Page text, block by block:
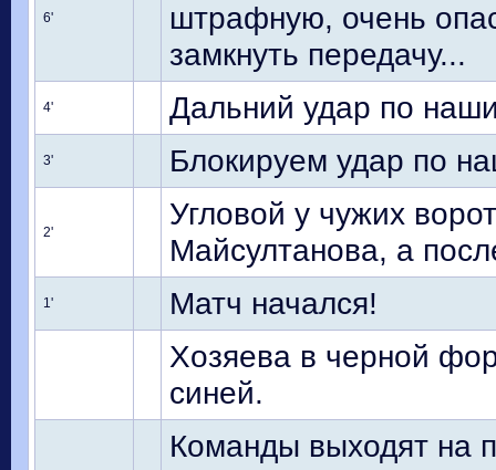
6'
штрафную, очень
замкнуть передачу...
4' Дальний удар по
3' Блокируем удар по
2'
Угловой у чужих
Майсултанова, а
1'
Матч начался!
Хозяева в черной
синей.
Команды выходят на